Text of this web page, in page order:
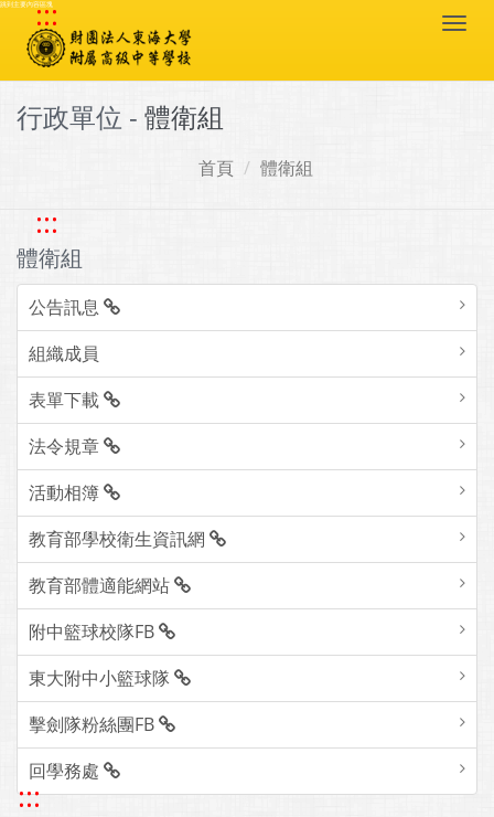
跳到主要內容區塊
:::
行政單位 - 體衛組
首頁 體衛組
:::
體衛組
公告訊息
組織成員
表單下載
法令規章
活動相簿
教育部學校衛生資訊網
教育部體適能網站
附中籃球校隊FB
東大附中小籃球隊
擊劍隊粉絲團FB
回學務處
:::